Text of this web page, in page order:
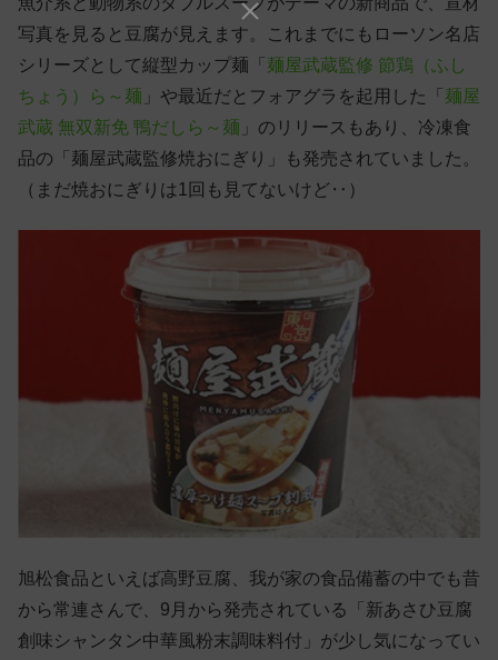
写真を見ると豆腐が見えます。これまでにもローソン名店
シリーズとして縦型カップ麺「 麺屋武蔵監修 節鶏（ふし
ちょう）ら～麺 」や最近だとフォアグラを起用した「 麺屋
武蔵 無双新免 鴨だしら～麺 」のリリースもあり、冷凍食
品の「麺屋武蔵監修焼おにぎり」も発売されていました。
（まだ焼おにぎりは1回も見てないけど‥）
旭松食品といえば高野豆腐、我が家の食品備蓄の中でも昔
から常連さんで、9月から発売されている「新あさひ豆腐
創味シャンタン中華風粉末調味料付」が少し気になってい